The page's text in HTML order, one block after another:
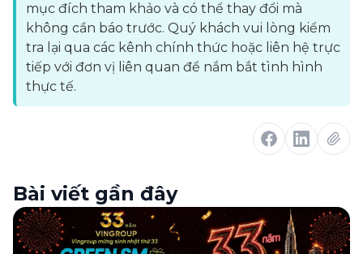
mục đích tham khảo và có thể thay đổi mà
không cần báo trước. Quý khách vui lòng kiểm
tra lại qua các kênh chính thức hoặc liên hệ trực
tiếp với đơn vị liên quan để nắm bắt tình hình
thực tế.
Bài viết gần đây